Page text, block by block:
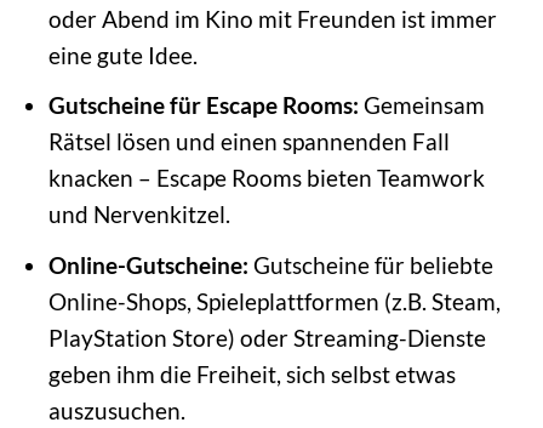
oder Abend im Kino mit Freunden ist immer
eine gute Idee.
Gutscheine für Escape Rooms: Gemeinsam
Rätsel lösen und einen spannenden Fall
knacken – Escape Rooms bieten Teamwork
und Nervenkitzel.
Online-Gutscheine: Gutscheine für beliebte
Online-Shops, Spieleplattformen (z.B. Steam,
PlayStation Store) oder Streaming-Dienste
geben ihm die Freiheit, sich selbst etwas
auszusuchen.